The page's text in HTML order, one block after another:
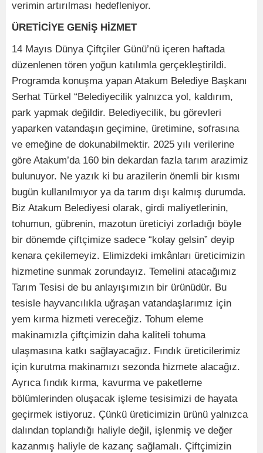
verimin artırılması hedefleniyor.
ÜRETİCİYE GENİŞ HİZMET
14 Mayıs Dünya Çiftçiler Günü’nü içeren haftada
düzenlenen tören yoğun katılımla gerçekleştirildi.
Programda konuşma yapan Atakum Belediye Başkanı
Serhat Türkel “Belediyecilik yalnızca yol, kaldırım,
park yapmak değildir. Belediyecilik, bu görevleri
yaparken vatandaşın geçimine, üretimine, sofrasına
ve emeğine de dokunabilmektir. 2025 yılı verilerine
göre Atakum’da 160 bin dekardan fazla tarım arazimiz
bulunuyor. Ne yazık ki bu arazilerin önemli bir kısmı
bugün kullanılmıyor ya da tarım dışı kalmış durumda.
Biz Atakum Belediyesi olarak, girdi maliyetlerinin,
tohumun, gübrenin, mazotun üreticiyi zorladığı böyle
bir dönemde çiftçimize sadece “kolay gelsin” deyip
kenara çekilemeyiz. Elimizdeki imkânları üreticimizin
hizmetine sunmak zorundayız. Temelini atacağımız
Tarım Tesisi de bu anlayışımızın bir ürünüdür. Bu
tesisle hayvancılıkla uğraşan vatandaşlarımız için
yem kırma hizmeti vereceğiz. Tohum eleme
makinamızla çiftçimizin daha kaliteli tohuma
ulaşmasına katkı sağlayacağız. Fındık üreticilerimiz
için kurutma makinamızı sezonda hizmete alacağız.
Ayrıca fındık kırma, kavurma ve paketleme
bölümlerinden oluşacak işleme tesisimizi de hayata
geçirmek istiyoruz. Çünkü üreticimizin ürünü yalnızca
dalından toplandığı haliyle değil, işlenmiş ve değer
kazanmış haliyle de kazanç sağlamalı. Çiftçimizin